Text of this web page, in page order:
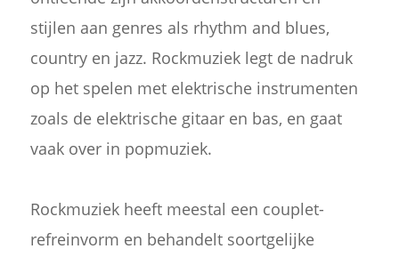
stijlen aan genres als rhythm and blues,
country en jazz. Rockmuziek legt de nadruk
op het spelen met elektrische instrumenten
zoals de elektrische gitaar en bas, en gaat
vaak over in popmuziek.
Rockmuziek heeft meestal een couplet-
refreinvorm en behandelt soortgelijke